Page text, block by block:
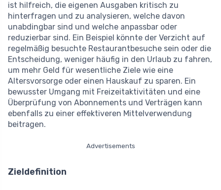
ist hilfreich, die eigenen Ausgaben kritisch zu
hinterfragen und zu analysieren, welche davon
unabdingbar sind und welche anpassbar oder
reduzierbar sind. Ein Beispiel könnte der Verzicht auf
regelmäßig besuchte Restaurantbesuche sein oder die
Entscheidung, weniger häufig in den Urlaub zu fahren,
um mehr Geld für wesentliche Ziele wie eine
Altersvorsorge oder einen Hauskauf zu sparen. Ein
bewusster Umgang mit Freizeitaktivitäten und eine
Überprüfung von Abonnements und Verträgen kann
ebenfalls zu einer effektiveren Mittelverwendung
beitragen.
Advertisements
Zieldefinition